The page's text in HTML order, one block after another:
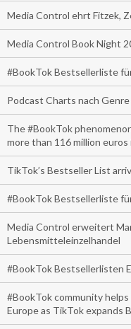
Media Control ehrt Fitzek,
Media Control Book Night
#BookTok Bestsellerliste
Podcast Charts nach Genre
The #BookTok
more than 116 million euros
TikTok’s Bestseller List
#BookTok Bestsellerliste
Media Control erweitert
Lebensmitteleinzelhandel
#BookTok Bestsellerlisten
#BookTok community
Europe as TikTok expands